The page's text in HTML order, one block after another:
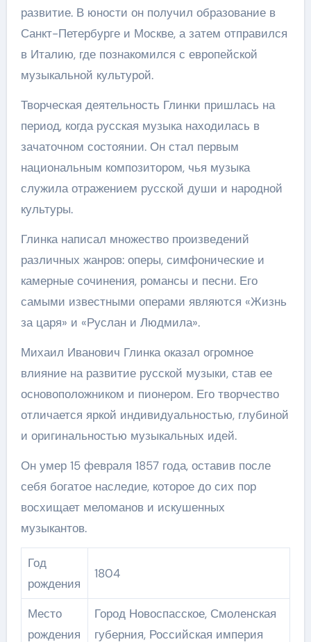
развитие. В юности он получил образование в
Санкт-Петербурге и Москве, а затем отправился
в Италию, где познакомился с европейской
музыкальной культурой.
Творческая деятельность Глинки пришлась на
период, когда русская музыка находилась в
зачаточном состоянии. Он стал первым
национальным композитором, чья музыка
служила отражением русской души и народной
культуры.
Глинка написал множество произведений
различных жанров: оперы, симфонические и
камерные сочинения, романсы и песни. Его
самыми известными операми являются «Жизнь
за царя» и «Руслан и Людмила».
Михаил Иванович Глинка оказал огромное
влияние на развитие русской музыки, став ее
основоположником и пионером. Его творчество
отличается яркой индивидуальностью, глубиной
и оригинальностью музыкальных идей.
Он умер 15 февраля 1857 года, оставив после
себя богатое наследие, которое до сих пор
восхищает меломанов и искушенных
музыкантов.
Год
рождения
1804
Место
рождения
Город Новоспасское, Смоленская
губерния, Российская империя